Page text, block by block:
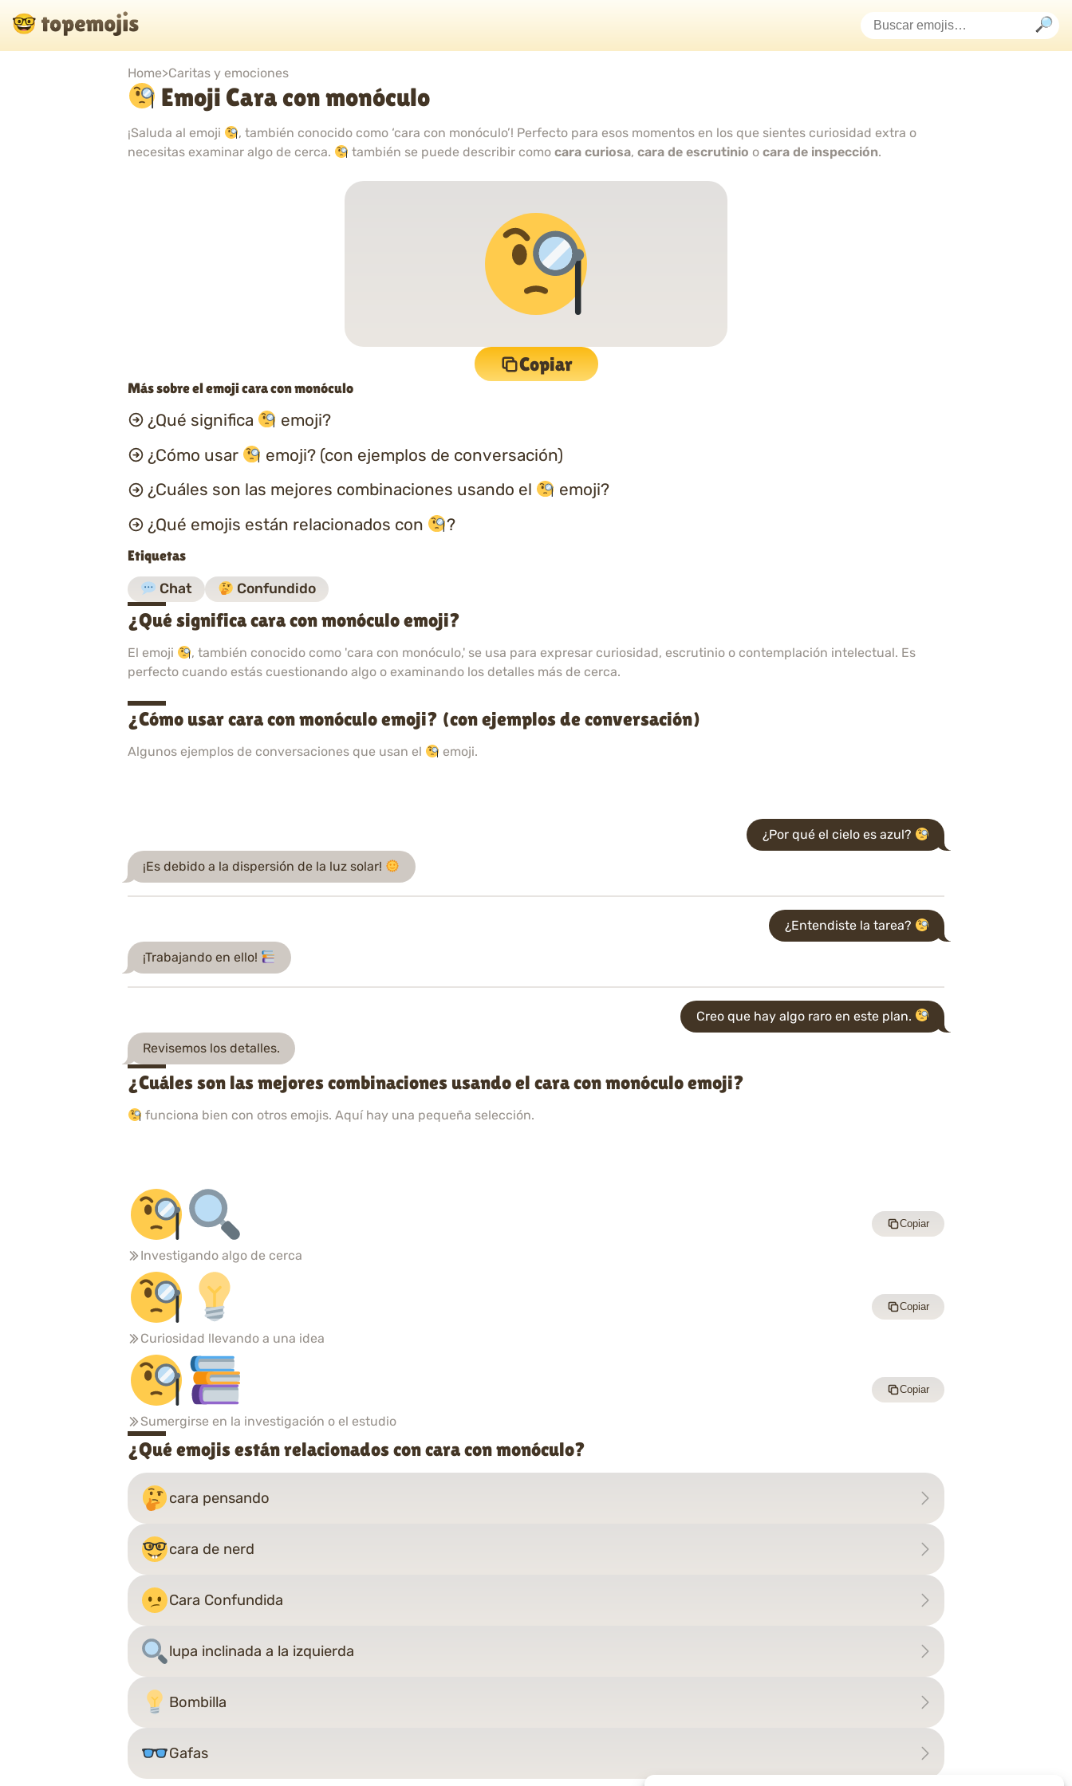
Home>Caritas y emociones
Emoji Cara con monóculo
¡Saluda al emoji
, también conocido como ‘cara con monóculo’! Perfecto para esos momentos en los que sientes curiosidad extra o
necesitas examinar algo de cerca.
también se puede describir comocara curiosa,cara de escrutinio ocara de inspección.
Copiar
Más sobre el emoji cara con monóculo
¿Qué significa
emoji?
¿Cómo usar
emoji? (con ejemplos de conversación)
¿Cuáles son las mejores combinaciones usando el
emoji?
¿Qué emojis están relacionados con
?
Etiquetas
Chat Confundido
¿Qué significa cara con monóculo emoji?
El emoji
, también conocido como 'cara con monóculo,' se usa para expresar curiosidad, escrutinio o contemplación intelectual. Es
perfecto cuando estás cuestionando algo o examinando los detalles más de cerca.
¿Cómo usar cara con monóculo emoji? (con ejemplos de conversación)
Algunos ejemplos de conversaciones que usan el emoji.
¿Por qué el cielo es azul?
¡Es debido a la dispersión de la luz solar!
¿Entendiste la tarea?
¡Trabajando en ello!
Creo que hay algo raro en este plan.
Revisemos los detalles.
¿Cuáles son las mejores combinaciones usando el cara con monóculo emoji?
funciona bien con otros emojis. Aquí hay una pequeña selección.
Investigando algo de cerca
Copiar
Curiosidad llevando a una idea
Copiar
Sumergirse en la investigación o el estudio
Copiar
¿Qué emojis están relacionados con cara con monóculo?
cara pensando
cara de nerd
Cara Confundida
lupa inclinada a la izquierda
Bombilla
Gafas